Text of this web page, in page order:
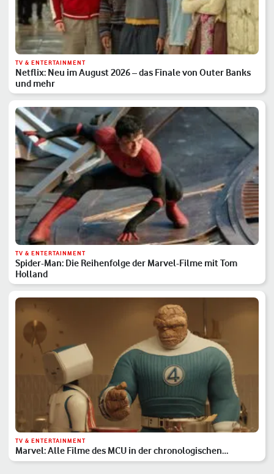
TV & ENTERTAINMENT
Netflix: Neu im August 2026 – das Finale von Outer Banks
und mehr
TV & ENTERTAINMENT
Spider-Man: Die Reihenfolge der Marvel-Filme mit Tom
Holland
TV & ENTERTAINMENT
Marvel: Alle Filme des MCU in der chronologischen
Reihenfolge